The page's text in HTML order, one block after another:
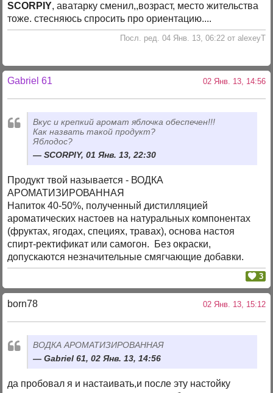
SCORPIY, аватарку сменил,,возраст, место жительства
тоже. стесняюсь спросить про ориентацию....
Посл. ред. 04 Янв. 13, 06:22 от alexeyT
Gabriel 61 02 Янв. 13, 14:56
Вкус и крепкий аромат яблочка обеспечен!!!
Как назвать такой продукт?
Яблодос?
SCORPIY, 01 Янв. 13, 22:30
Продукт твой называется - ВОДКА
АРОМАТИЗИРОВАННАЯ
Напиток 40-50%, полученный дистилляцией
ароматических настоев на натуральных компонентах
(фруктах, ягодах, специях, травах), основа настоя
спирт-ректификат или самогон. Без окраски,
допускаются незначительные смягчающие добавки.
3
born78 02 Янв. 13, 15:12
ВОДКА АРОМАТИЗИРОВАННАЯ
Gabriel 61, 02 Янв. 13, 14:56
да пробовал я и настаивать,и после эту настойку